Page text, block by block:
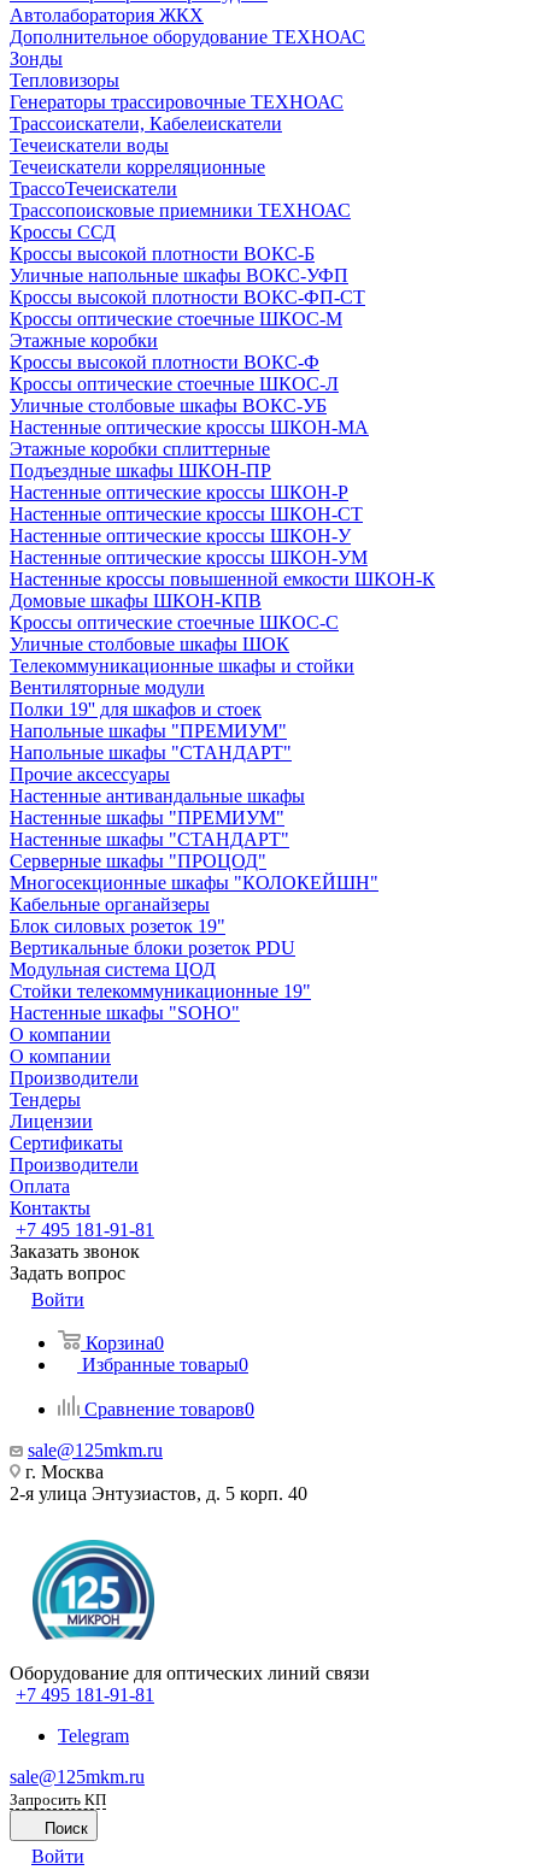
Автолаборатория ЖКХ
Дополнительное оборудование ТЕХНОАС
Зонды
Тепловизоры
Генераторы трассировочные ТЕХНОАС
Трассоискатели, Кабелеискатели
Течеискатели воды
Течеискатели корреляционные
ТрассоТечеискатели
Трассопоисковые приемники ТЕХНОАС
Кроссы ССД
Кроссы высокой плотности ВОКС-Б
Уличные напольные шкафы ВОКС-УФП
Кроссы высокой плотности ВОКС-ФП-СТ
Кроссы оптические стоечные ШКОС-М
Этажные коробки
Кроссы высокой плотности ВОКС-Ф
Кроссы оптические стоечные ШКОС-Л
Уличные столбовые шкафы ВОКС-УБ
Настенные оптические кроссы ШКОН-МА
Этажные коробки сплиттерные
Подъездные шкафы ШКОН-ПР
Настенные оптические кроссы ШКОН-Р
Настенные оптические кроссы ШКОН-СТ
Настенные оптические кроссы ШКОН-У
Настенные оптические кроссы ШКОН-УМ
Настенные кроссы повышенной емкости ШКОН-К
Домовые шкафы ШКОН-КПВ
Кроссы оптические стоечные ШКОС-С
Уличные столбовые шкафы ШОК
Телекоммуникационные шкафы и стойки
Вентиляторные модули
Полки 19'' для шкафов и стоек
Напольные шкафы "ПРЕМИУМ"
Напольные шкафы "СТАНДАРТ"
Прочие аксессуары
Настенные антивандальные шкафы
Настенные шкафы "ПРЕМИУМ"
Настенные шкафы "СТАНДАРТ"
Серверные шкафы "ПРОЦОД"
Многосекционные шкафы "КОЛОКЕЙШН"
Кабельные органайзеры
Блок силовых розеток 19"
Вертикальные блоки розеток PDU
Модульная система ЦОД
Стойки телекоммуникационные 19"
Настенные шкафы "SOHO"
О компании
О компании
Производители
Тендеры
Лицензии
Сертификаты
Производители
Оплата
Контакты
+7 495 181-91-81
Заказать звонок
Задать вопрос
Войти
Корзина0
Избранные товары0
Сравнение товаров0
sale@125mkm.ru
г. Москва
2-я улица Энтузиастов, д. 5 корп. 40
Оборудование для оптических линий связи
+7 495 181-91-81
Telegram
sale@125mkm.ru
Запросить КП
Поиск
Войти